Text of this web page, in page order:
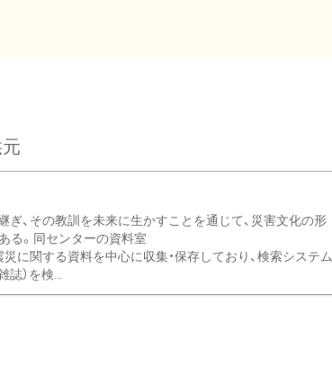
ぎ、その教訓を未来に生かすことを通じて、災害文化の形
る。同センターの資料室
に関する資料を中心に収集・保存しており、検索システム
）を検...